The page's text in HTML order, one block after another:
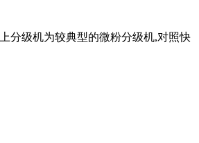
分级机为较典型的微粉分级机,对照快